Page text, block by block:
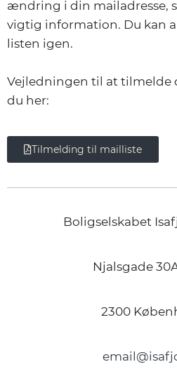
ændring i din mailadresse,
vigtig information. Du kan
listen igen.
Vejledningen til at
du her:
Tilmelding til mailliste
Boligselskabet
Njalsgade
2300